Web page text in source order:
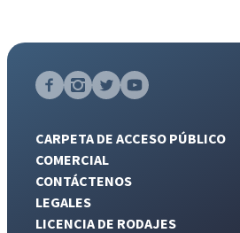
CARPETA DE ACCESO PÚBLICO
COMERCIAL
CONTÁCTENOS
LEGALES
LICENCIA DE RODAJES